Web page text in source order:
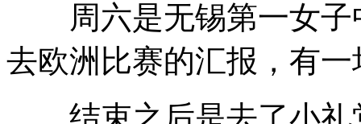
周六是无锡第一女子
去欧洲比赛的汇报，有
结束之后是去了小礼